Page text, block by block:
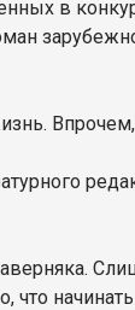
в